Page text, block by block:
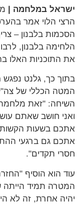
במלחמה |
הלוי אמר בהערכת
בלבנון – צריך
בלבנון, לרבות
האלו
כך, גלנט נפגש
הכללי של צה"ל –
"זאת מלחמה
חושב שאתם עושים
בשעות הקשות של
גם ברגעי
תקדים".
הוא הוסיף "החזרנו
תמיד הייתה
אחרת, זה לא היה